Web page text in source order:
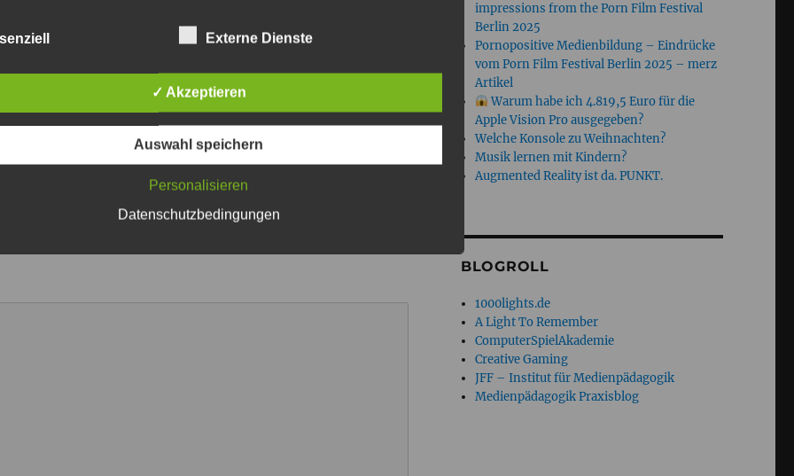
impressions from the Porn Film Festival
Berlin 2025
Pornopositive Medienbildung – Eindrücke
vom Porn Film Festival Berlin 2025 – merz
Artikel
Warum habe ich 4.819,5 Euro für die
Apple Vision Pro ausgegeben?
Welche Konsole zu Weihnachten?
Musik lernen mit Kindern?
Augmented Reality ist da. PUNKT.
BLOGROLL
1000lights.de
A Light To Remember
ComputerSpielAkademie
Creative Gaming
JFF – Institut für Medienpädagogik
Medienpädagogik Praxisblog
Externe Dienste
✓ Akzeptieren
Auswahl speichern
Personalisieren
Datenschutzbedingungen